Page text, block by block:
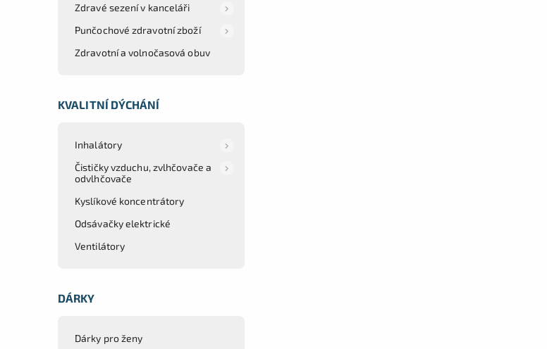
Zdravé sezení v kanceláři
Punčochové zdravotní zboží
Zdravotní a volnočasová obuv
KVALITNÍ DÝCHÁNÍ
Inhalátory
Čističky vzduchu, zvlhčovače a
odvlhčovače
Kyslíkové koncentrátory
Odsávačky elektrické
Ventilátory
DÁRKY
Dárky pro ženy